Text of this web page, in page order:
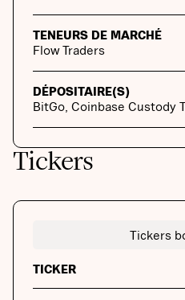
TENEURS DE MARCHÉ
Flow Traders
DÉPOSITAIRE(S)
BitGo, Coinbase Custody
Tickers
Tickers
TICKER